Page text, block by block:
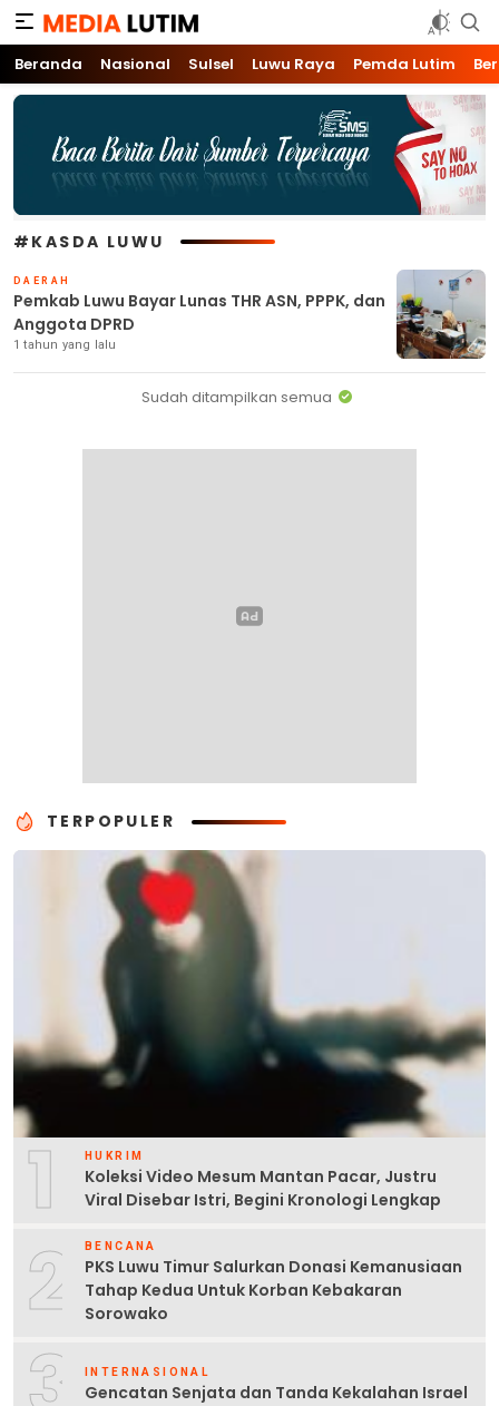
Media Lutim
Info untuk Lutim
Beranda Nasional Sulsel Luwu Raya Pemda Lutim
#KASDA LUWU
DAERAH
Pemkab Luwu Bayar Lunas THR ASN, PPPK, dan
Anggota DPRD
1 tahun yang lalu
Sudah ditampilkan semua
TERPOPULER
1 HUKRIM
Koleksi Video Mesum Mantan Pacar, Justru
Viral Disebar Istri, Begini Kronologi Lengkap
2 BENCANA
PKS Luwu Timur Salurkan Donasi Kemanusiaan
Tahap Kedua Untuk Korban Kebakaran
Sorowako
INTERNASIONAL
Gencatan Senjata dan Tanda Kekalahan Israel